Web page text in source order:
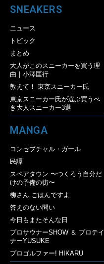
SNEAKERS
ニュース
トピック
まとめ
大人がこのスニーカーを買う理
由｜小澤匡行
教えて！ 東京スニーカー氏
東京スニーカー氏が選ぶ買うべ
き大人スニーカー3選
MANGA
コンセプチャル・ガール
民譚
スペアタウン 〜つくろう自分だ
けの予備の街〜
柳さん ごはんですよ
答えのない問い
今日もまたそんな日
プロサウナーSHOW ＆ プロテイ
ナーYUSUKE
プロゴルファー! HIKARU